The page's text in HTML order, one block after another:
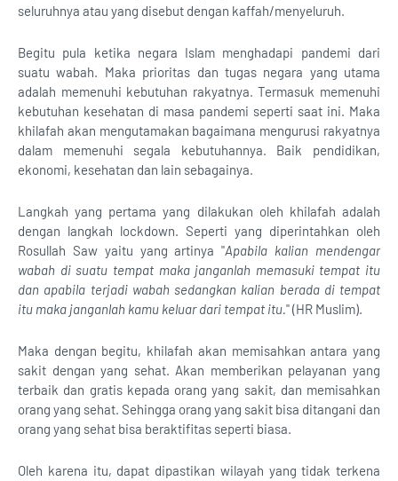
seluruhnya atau yang disebut dengan kaffah/menyeluruh.
Begitu pula ketika negara Islam menghadapi pandemi dari
suatu wabah. Maka prioritas dan tugas negara yang utama
adalah memenuhi kebutuhan rakyatnya. Termasuk memenuhi
kebutuhan kesehatan di masa pandemi seperti saat ini. Maka
khilafah akan mengutamakan bagaimana mengurusi rakyatnya
dalam memenuhi segala kebutuhannya. Baik pendidikan,
ekonomi, kesehatan dan lain sebagainya.
Langkah yang pertama yang dilakukan oleh khilafah adalah
dengan langkah lockdown. Seperti yang diperintahkan oleh
Rosullah Saw yaitu yang artinya "Apabila kalian mendengar
wabah di suatu tempat maka janganlah memasuki tempat itu
dan apabila terjadi wabah sedangkan kalian berada di tempat
itu maka janganlah kamu keluar dari tempat itu." (HR Muslim).
Maka dengan begitu, khilafah akan memisahkan antara yang
sakit dengan yang sehat. Akan memberikan pelayanan yang
terbaik dan gratis kepada orang yang sakit, dan memisahkan
orang yang sehat. Sehingga orang yang sakit bisa ditangani dan
orang yang sehat bisa beraktifitas seperti biasa.
Oleh karena itu, dapat dipastikan wilayah yang tidak terkena